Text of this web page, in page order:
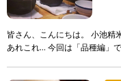
皆さん、こんにちは。 小池精
あれこれ… 今回は「品種編」